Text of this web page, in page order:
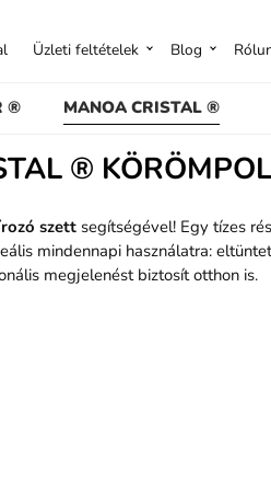
® MANOA CRISTAL ®
Üzleti feltételek Blog
®
szett segítségével! Egy tízes
mindennapi használatra:
megjelenést biztosít otthon is.